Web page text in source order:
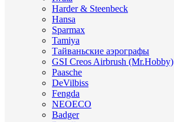
Harder & Steenbeck
Hansa
Sparmax
Tamiya
Тайваньские аэрографы
GSI Creos Airbrush (Mr.Hobby)
Paasche
DeVilbiss
Fengda
NEOECO
Badger